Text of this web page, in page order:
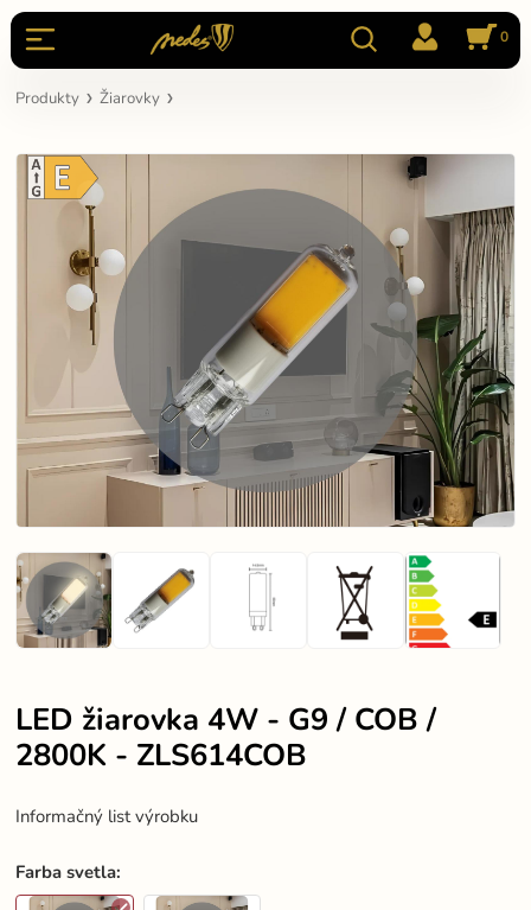
0
Produkty Žiarovky
LED žiarovka 4W - G9 / COB /
2800K - ZLS614COB
Informačný list výrobku
Farba svetla: